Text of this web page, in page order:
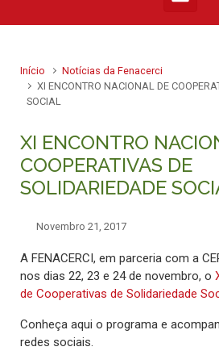
Início
Notícias da Fenacerci
XI ENCONTRO NACIONAL DE
SOCIAL
XI ENCONTRO
COOPERATIVAS DE
SOLIDARIEDADE
Novembro 21, 2017
A FENACERCI, em parceria com a
nos dias 22, 23 e 24 de novembro, o
de Cooperativas de Solidariedade
Conheça aqui o programa e
redes sociais.